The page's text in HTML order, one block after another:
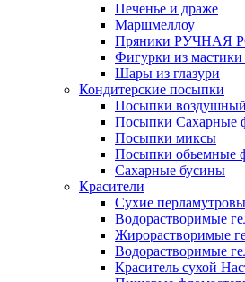
Печенье и драже
Маршмеллоу
Пряники РУЧНАЯ
Фигурки из мастики
Шары из глазури
Кондитерские посыпки
Посыпки
Посыпки Сахарные
Посыпки миксы
Посыпки обьемные
Сахарные бусины
Красители
Сухие
Водорастворимые
Жирорастворимые
Водорастворимые
Краситель сухой